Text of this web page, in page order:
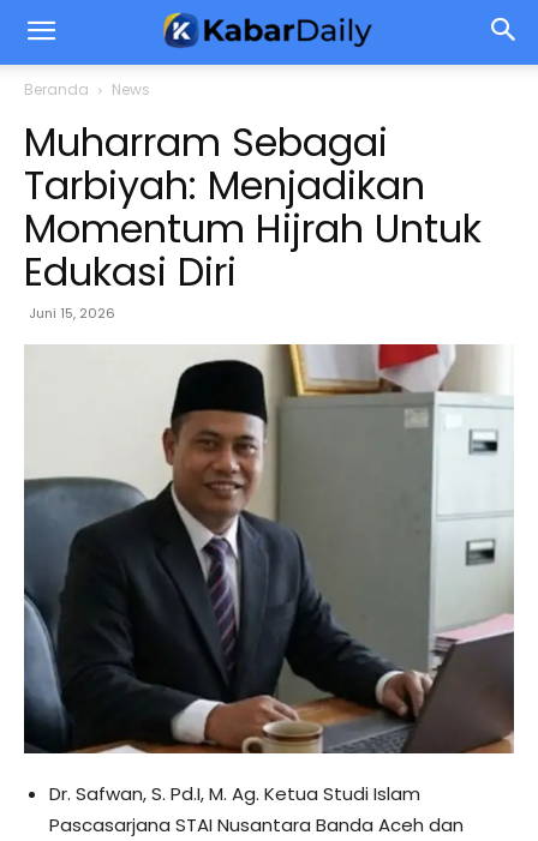
Beranda News
Muharram Sebagai
Tarbiyah: Menjadikan
Momentum Hijrah Untuk
Edukasi Diri
Juni 15, 2026
Dr. Safwan, S. Pd.I, M. Ag. Ketua Studi Islam
Pascasarjana STAI Nusantara Banda Aceh dan